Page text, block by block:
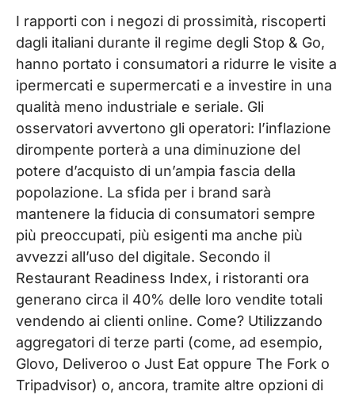
I rapporti con i negozi di prossimità, riscoperti
dagli italiani durante il regime degli Stop & Go,
hanno portato i consumatori a ridurre le visite a
ipermercati e supermercati e a investire in una
qualità meno industriale e seriale. Gli
osservatori avvertono gli operatori: l’inflazione
dirompente porterà a una diminuzione del
potere d’acquisto di un’ampia fascia della
popolazione. La sfida per i brand sarà
mantenere la fiducia di consumatori sempre
più preoccupati, più esigenti ma anche più
avvezzi all’uso del digitale. Secondo il
Restaurant Readiness Index, i ristoranti ora
generano circa il 40% delle loro vendite totali
vendendo ai clienti online. Come? Utilizzando
aggregatori di terze parti (come, ad esempio,
Glovo, Deliveroo o Just Eat oppure The Fork o
Tripadvisor) o, ancora, tramite altre opzioni di